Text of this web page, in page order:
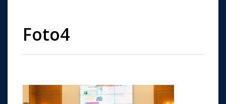
Foto4